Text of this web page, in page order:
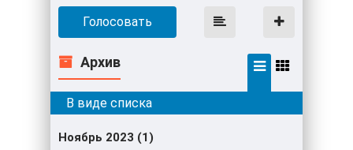
Голосовать
Архив
Ноябрь 2023 (1)